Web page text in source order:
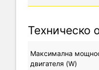
Техническо
Максимална
двигателя (W)